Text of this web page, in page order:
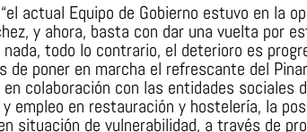
actual Equipo de Gobierno estuvo en la
y ahora, basta con dar una vuelta por
todo lo contrario, el deterioro es
de poner en marcha el refrescante del
colaboración con las entidades sociales
empleo en restauración y hostelería, la
situación de vulnerabilidad, a través de